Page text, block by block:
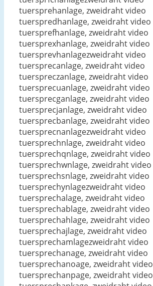
tuersprehanlage, zweidraht video
tuerspredhanlage, zweidraht video
tuersprefhanlage, zweidraht video
tuersprexhanlage, zweidraht video
tuersprevhanlagezweidraht video
tuersprecanlage, zweidraht video
tuerspreczanlage, zweidraht video
tuersprecuanlage, zweidraht video
tuersprecganlage, zweidraht video
tuersprecjanlage, zweidraht video
tuersprecbanlage, zweidraht video
tuersprecnanlagezweidraht video
tuersprechnlage, zweidraht video
tuersprechqnlage, zweidraht video
tuersprechwnlage, zweidraht video
tuersprechsnlage, zweidraht video
tuersprechynlagezweidraht video
tuersprechalage, zweidraht video
tuersprechablage, zweidraht video
tuersprechahlage, zweidraht video
tuersprechajlage, zweidraht video
tuersprechamlagezweidraht video
tuersprechanage, zweidraht video
tuersprechanoage, zweidraht video
tuersprechanpage, zweidraht video